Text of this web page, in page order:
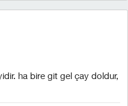
ha bire git gel çay doldur,